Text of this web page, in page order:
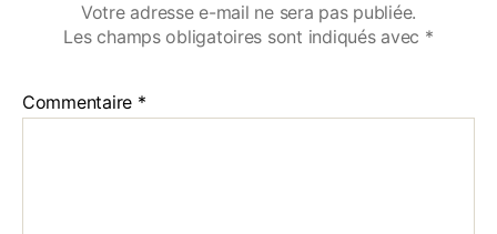
Votre adresse e-mail ne sera pas publiée.
Les champs obligatoires sont indiqués avec *
Commentaire *